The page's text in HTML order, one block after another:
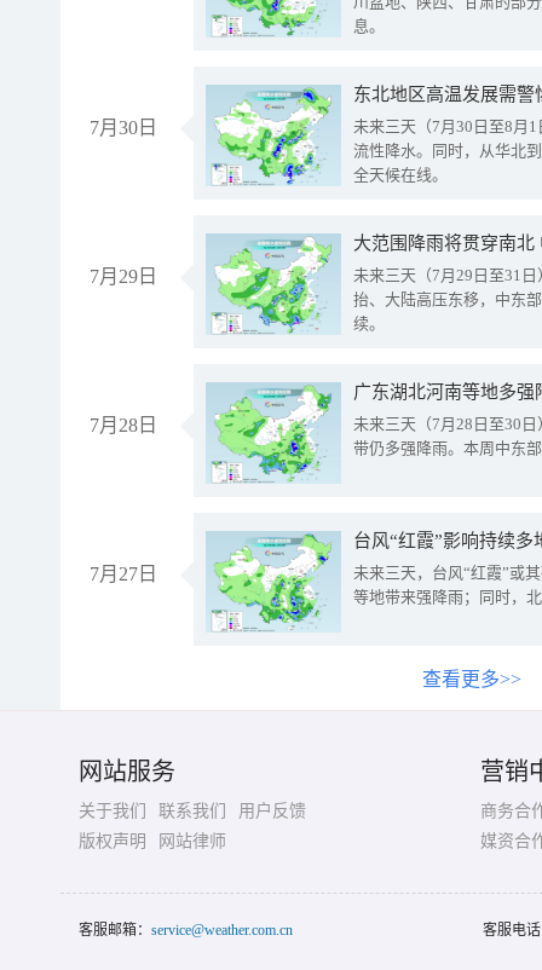
息。
7月30日
东北地区高温发展需
未来三天（7月30日至8月
流性降水。同时，从华北
全天候在线。
7月29日
大范围降雨将贯穿南
未来三天（7月29日至31
抬、大陆高压东移，中东
续。
7月28日
广东湖北河南等地多
未来三天（7月28日至30
带仍多强降雨。本周中东
7月27日
台风“红霞”影响持续
未来三天，台风“红霞”或
等地带来强降雨；同时，
查看更多>>
网站服务
关于我们 联系我们
用户反馈
版权声明
网站律师
营销
商务合
媒资合
客服邮箱： service@weather.com.cn 客服电